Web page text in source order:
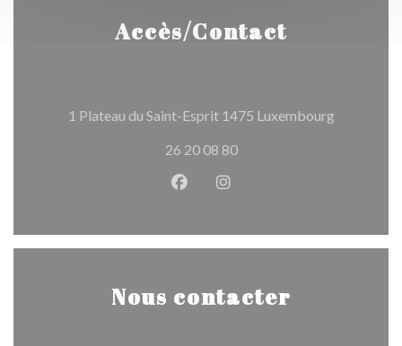
Accès/Contact
1 Plateau du Saint-Esprit 1475 Luxembourg((ouvre
26 20 08 80
Facebook ((ouvre une
Instagram ((ouvre une
Nous contacter